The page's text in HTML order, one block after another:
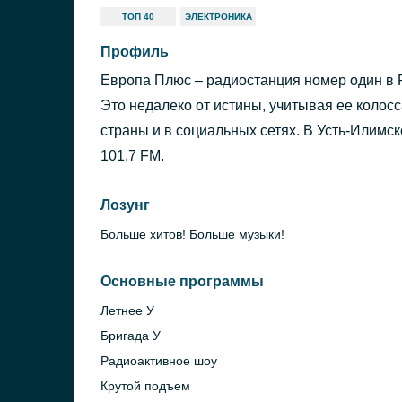
ТОП 40 ЭЛЕКТРОНИКА
Профиль
Европа Плюс – радиостанция номер один в
Это недалеко от истины, учитывая ее
страны и в социальных сетях. В Усть-
101,7 FM.
Лозунг
Больше хитов! Больше музыки!
Основные программы
Летнее У
Бригада У
Радиоактивное шоу
Крутой подъем